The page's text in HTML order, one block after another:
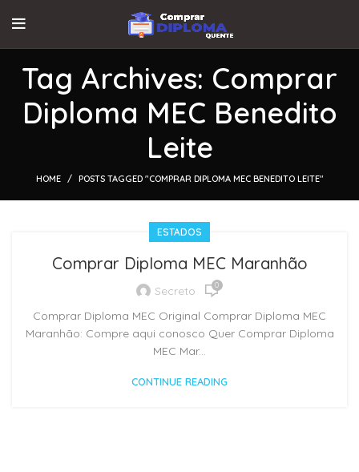
Tag Archives: Comprar
Diploma MEC Benedito
Leite
HOME POSTS TAGGED "COMPRAR DIPLOMA MEC BENEDITO LEITE"
ESTADOS
Comprar Diploma MEC Maranhão
Secreto 0
Comprar Diploma MEC Original Comprar Diploma MEC
Maranhão: Compre aqui conosco Quer Comprar Diploma
MEC Mar...
CONTINUE READING